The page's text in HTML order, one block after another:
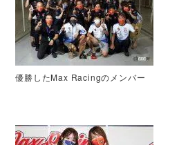
優勝したMax Racingのメンバー